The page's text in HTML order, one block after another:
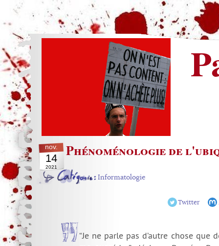
nov.
14
2021
Phénoménologie de
Informatologie
Twitter
“Je ne parle pas d’autre chose que